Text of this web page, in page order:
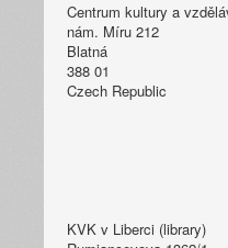
Centrum kultury a
nám. Míru 212
Blatná
388 01
Czech Republic
KVK v Liberci (library)